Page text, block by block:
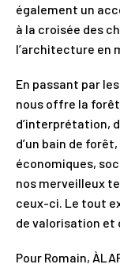
également un
à la croisée des
l’architecture en
En passant par
nous offre la forêt
d’interprétation,
d’un bain de
économiques,
nos merveilleux
ceux-ci. Le tout
de valorisation et
Pour Romain,